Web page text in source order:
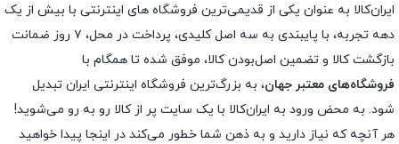
ایران‌کالا به عنوان یکی از قدیمی‌ترین فروشگاه های اینترنتی با بیش از یک
دهه تجربه، با پایبندی به سه اصل کلیدی، پرداخت در محل، ۷ روز ضمانت
بازگشت کالا و تضمین اصل‌بودن کالا، موفق شده تا همگام با
فروشگاه‌های معتبر جهان، به بزرگ‌ترین فروشگاه اینترنتی ایران تبدیل
شود. به محض ورود به ایران‌کالا با یک سایت پر از کالا رو به رو می‌شوید!
هر آنچه که نیاز دارید و به ذهن شما خطور می‌کند در اینجا پیدا خواهید